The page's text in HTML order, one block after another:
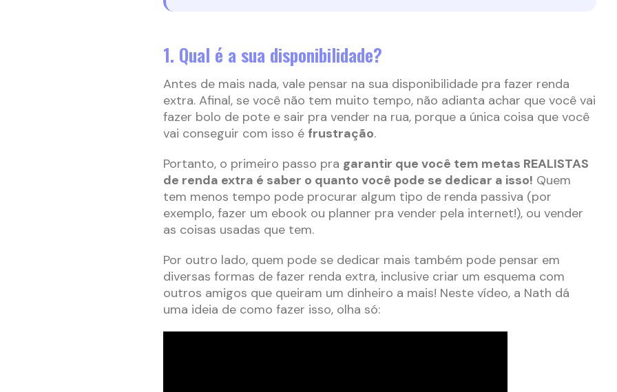
1. Qual é a sua disponibilidade?
Antes de mais nada, vale pensar na sua disponibilidade pra fazer renda
extra. Afinal, se você não tem muito tempo, não adianta achar que você vai
fazer bolo de pote e sair pra vender na rua, porque a única coisa que você
vai conseguir com isso é frustração.
Portanto, o primeiro passo pra garantir que você tem metas REALISTAS
de renda extra é saber o quanto você pode se dedicar a isso! Quem
tem menos tempo pode procurar algum tipo de renda passiva (por
exemplo, fazer um ebook ou planner pra vender pela internet!), ou vender
as coisas usadas que tem.
Por outro lado, quem pode se dedicar mais também pode pensar em
diversas formas de fazer renda extra, inclusive criar um esquema com
outros amigos que queiram um dinheiro a mais! Neste vídeo, a Nath dá
uma ideia de como fazer isso, olha só: